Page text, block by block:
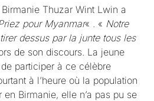
Thuzar Wint Lwin a
pour Myanmar« . « Notre
dessus par la junte tous les
de son discours. La jeune
participer à ce célèbre
à l’heure où la population
Birmanie, elle n’a pas pu se